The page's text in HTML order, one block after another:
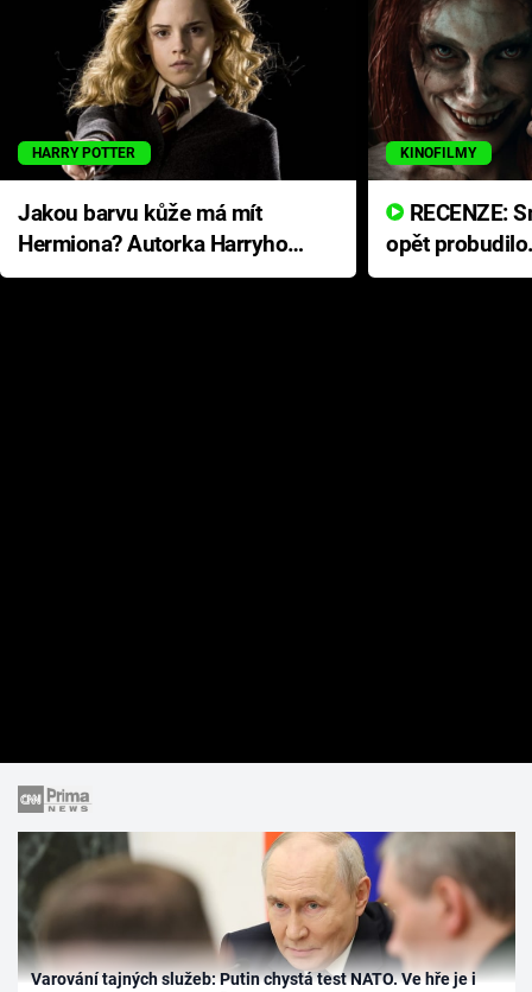
HARRY POTTER
Jakou barvu kůže má mít
Hermiona? Autorka Harryho
Pottera přišla s ráznou
KINOFILMY
opět
přichází s
Varování tajných služeb: Putin chystá test NATO. Ve hře je i